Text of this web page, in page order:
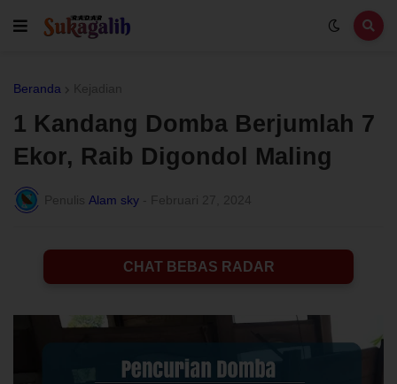
Beranda
1 Kandang Domba Berjumlah 7
Ekor, Raib Digondol Maling
Alam sky
CHAT BEBAS RADAR